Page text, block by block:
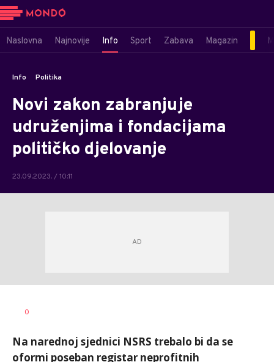
Naslovna Najnovije Info Sport Zabava Magazin
Info Politika
Novi zakon zabranjuje
udruženjima i fondacijama
političko djelovanje
23.09.2023. / 10:11
AUTOR
0
Na narednoj sjednici NSRS trebalo bi da se
oformi poseban registar neprofitnih